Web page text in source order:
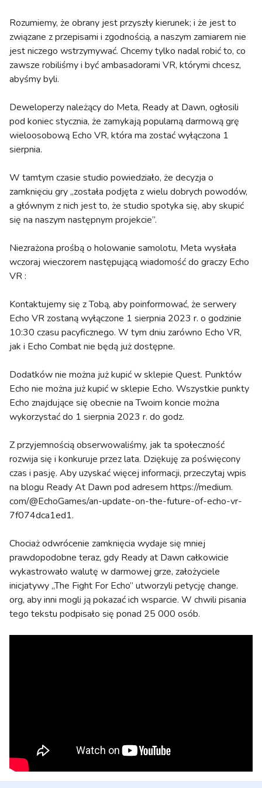
Rozumiemy, że obrany jest przyszły kierunek; i że jest to
związane z przepisami i zgodnością, a naszym zamiarem nie
jest niczego wstrzymywać. Chcemy tylko nadal robić to, co
zawsze robiliśmy i być ambasadorami VR, którymi chcesz,
abyśmy byli.
Deweloperzy należący do Meta, Ready at Dawn, ogłosili
pod koniec stycznia, że ​​zamykają popularną darmową grę
wieloosobową Echo VR, która ma zostać wyłączona 1
sierpnia.
W tamtym czasie studio powiedziało, że decyzja o
zamknięciu gry „została podjęta z wielu dobrych powodów,
a głównym z nich jest to, że studio spotyka się, aby skupić
się na naszym następnym projekcie”.
Niezrażona prośbą o holowanie samolotu, Meta wysłała
wczoraj wieczorem następującą wiadomość do graczy Echo
VR :
Kontaktujemy się z Tobą, aby poinformować, że serwery
Echo VR zostaną wyłączone 1 sierpnia 2023 r. o godzinie
10:30 czasu pacyficznego. W tym dniu zarówno Echo VR,
jak i Echo Combat nie będą już dostępne.
Dodatków nie można już kupić w sklepie Quest. Punktów
Echo nie można już kupić w sklepie Echo. Wszystkie punkty
Echo znajdujące się obecnie na Twoim koncie można
wykorzystać do 1 sierpnia 2023 r. do godz.
Z przyjemnością obserwowaliśmy, jak ta społeczność
rozwija się i konkuruje przez lata. Dziękuję za poświęcony
czas i pasję. Aby uzyskać więcej informacji, przeczytaj wpis
na blogu Ready At Dawn pod adresem https://medium.
com/@EchoGames/an-update-on-the-future-of-echo-vr-
7f074dca1ed1.
Chociaż odwrócenie zamknięcia wydaje się mniej
prawdopodobne teraz, gdy Ready at Dawn całkowicie
wykastrowało walutę w darmowej grze, założyciele
inicjatywy „The Fight For Echo” utworzyli petycję change.
org, aby inni mogli ją pokazać ich wsparcie. W chwili pisania
tego tekstu podpisało się ponad 25 000 osób.